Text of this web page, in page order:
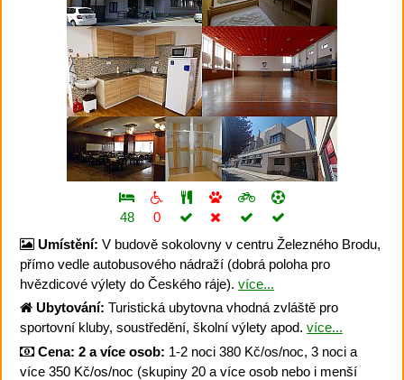
48
0
Umístění: V budově sokolovny v centru Železného Brodu,
přímo vedle autobusového nádraží (dobrá poloha pro
hvězdicové výlety do Českého ráje). více...
Ubytování: Turistická ubytovna vhodná zvláště pro
sportovní kluby, soustředění, školní výlety apod. více...
Cena: 2 a více osob: 1-2 noci 380 Kč/os/noc, 3 noci a
více 350 Kč/os/noc (skupiny 20 a více osob nebo i menší